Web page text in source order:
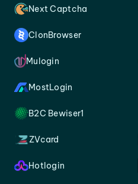
Next Captcha
ClonBrowser
Mulogin
MostLogin
B2C Bewiser1
ZVcard
Hotlogin